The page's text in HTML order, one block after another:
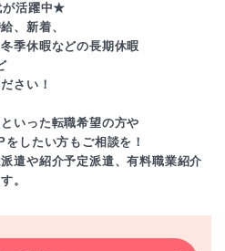
が活躍中★
、新着、
季休暇などの長期休暇
さい！
いった転職希望の方や
したい方もご相談を！
遣や紹介予定派遣、有料職業紹介
。